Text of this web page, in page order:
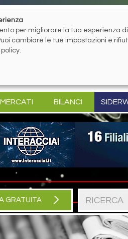
MERCATI BILANCI
GRATUITA
per migliorare la tua esperienza
cambiare le tue impostazioni e